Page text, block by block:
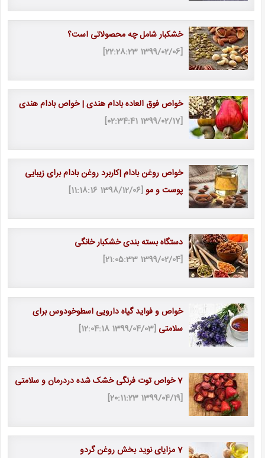
خشکبار شامل چه محصولاتی است؟
[1399/02/06 22:28:23]
خواص فوق العاده بادام هندی | خواص بادام هندی
[1399/02/17 02:34:41]
خواص روغن بادام |کاربرد روغن بادام برای زیبایی
پوست و مو[1398/12/06 11:18:16]
دستگاه بسته بندی خشکبار خانگی
[1399/02/04 21:05:33]
خواص و فواید گیاه دارویی اسطوخودوس برای
سلامتی [1399/04/03 12:04:18]
7 خواص توت فرنگی خشک شده دردرمان و سلامتی
[1399/04/19 20:11:23]
7 مزایای نوید بخش روغن گردو